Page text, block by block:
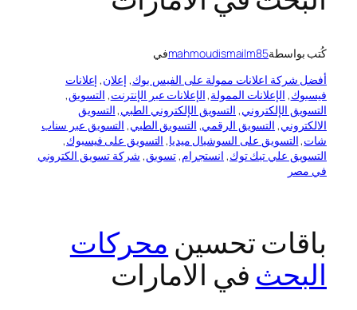
كُتب بواسطةmahmoudismailm85في
أفضل شركة اعلانات ممولة على الفيس بوك, إعلان, إعلانات
فيسبوك, الإعلانات الممولة, الإعلانات عبر الإنترنت, التسويق,
التسويق الإلكتروني, التسويق الإلكتروني الطبي, التسويق
الالكتروني, التسويق الرقمي, التسويق الطبي, التسويق عبر سناب
شات, التسويق على السوشيال ميديا, التسويق على فيسبوك,
التسويق علي تيك توك, انستجرام, تسويق, شركة تسويق الكتروني
في مصر
باقات تحسين محركات
البحث في الامارات